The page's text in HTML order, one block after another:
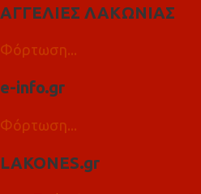
ΑΓΓΕΛΙΕΣ ΛΑΚΩΝΙΑΣ
Φόρτωση...
e-info.gr
Φόρτωση...
LAKONES.gr